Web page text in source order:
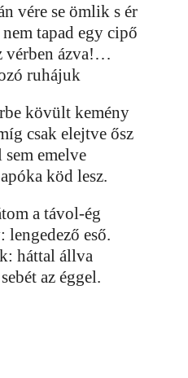
vére se ömlik s ér
tapad egy cipő
vérben ázva!…
ruhájuk
kövült kemény
csak elejtve ősz
emelve
köd lesz.
a távol-ég
lengedező eső.
háttal állva
az éggel.